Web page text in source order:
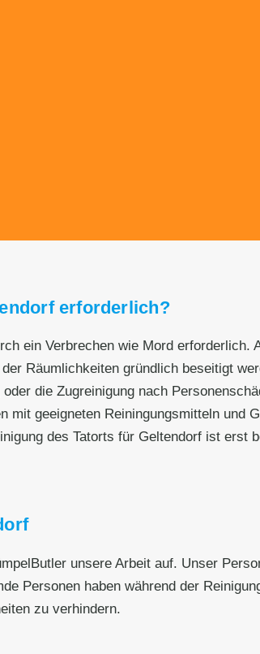
erforderlich?
ein Verbrechen wie Mord
Räumlichkeiten gründlich beseitigt
die Zugreinigung nach
mit geeigneten Reiningungsmitteln
des Tatorts für Geltendorf ist erst
unsere Arbeit auf. Unser
Personen haben während der
zu verhindern.